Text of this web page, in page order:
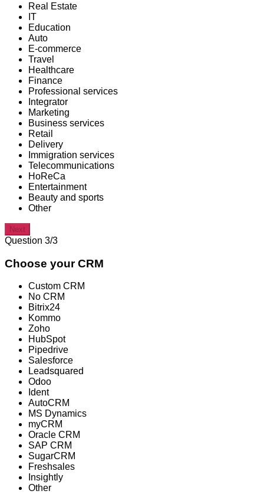
Real Estate
IT
Education
Auto
E-commerce
Travel
Healthcare
Finance
Professional services
Integrator
Marketing
Business services
Retail
Delivery
Immigration services
Telecommunications
HoReCa
Entertainment
Beauty and sports
Other
Next
Question 3/3
Choose your CRM
Custom CRM
No CRM
Bitrix24
Kommo
Zoho
HubSpot
Pipedrive
Salesforce
Leadsquared
Odoo
Ident
AutoCRM
MS Dynamics
myCRM
Oracle CRM
SAP CRM
SugarCRM
Freshsales
Insightly
Other